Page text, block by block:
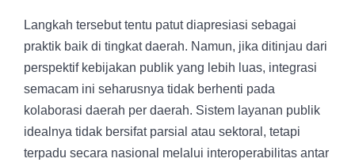
Langkah tersebut tentu patut diapresiasi sebagai
praktik baik di tingkat daerah. Namun, jika ditinjau dari
perspektif kebijakan publik yang lebih luas, integrasi
semacam ini seharusnya tidak berhenti pada
kolaborasi daerah per daerah. Sistem layanan publik
idealnya tidak bersifat parsial atau sektoral, tetapi
terpadu secara nasional melalui interoperabilitas antar